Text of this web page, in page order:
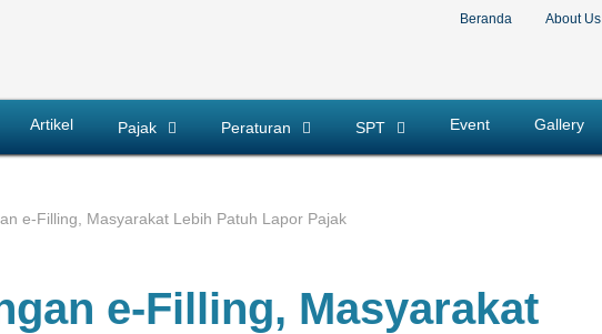
Beranda About Us
Artikel Pajak Peraturan SPT Event Gallery
e-Filling, Masyarakat Lebih Patuh Lapor Pajak
e-Filling, Masyarakat